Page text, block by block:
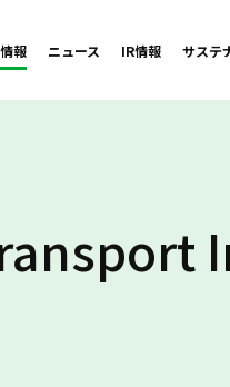
報 ニュース IR情報 サステ